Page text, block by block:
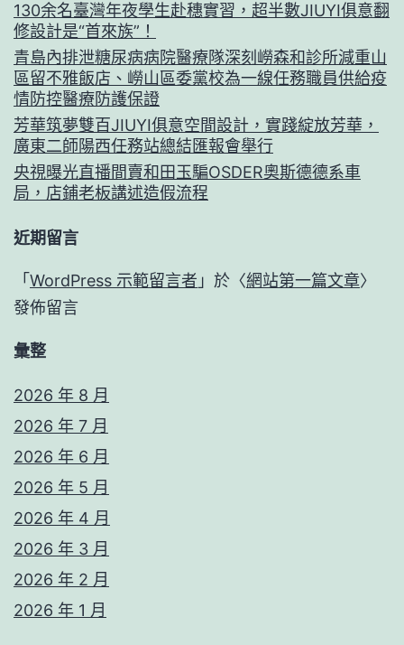
130余名臺灣年夜學生赴穗實習，超半數JIUYI俱意翻
修設計是“首來族”！
青島內排泄糖尿病病院醫療隊深刻嶗森和診所減重山
區留不雅飯店、嶗山區委黨校為一線任務職員供給疫
情防控醫療防護保證
芳華筑夢雙百JIUYI俱意空間設計，實踐綻放芳華，
廣東二師陽西任務站總結匯報會舉行
央視曝光直播間賣和田玉騙OSDER奧斯德德系車
局，店鋪老板講述造假流程
近期留言
「 WordPress 示範留言者 」於〈網站第一篇文章〉
發佈留言
彙整
2026 年 8 月
2026 年 7 月
2026 年 6 月
2026 年 5 月
2026 年 4 月
2026 年 3 月
2026 年 2 月
2026 年 1 月